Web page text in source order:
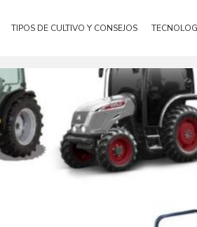
TIPOS DE CULTIVO Y CONSEJOS